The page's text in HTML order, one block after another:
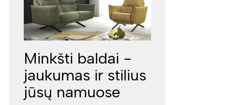
Minkšti baldai -
jaukumas ir stilius
jūsų namuose